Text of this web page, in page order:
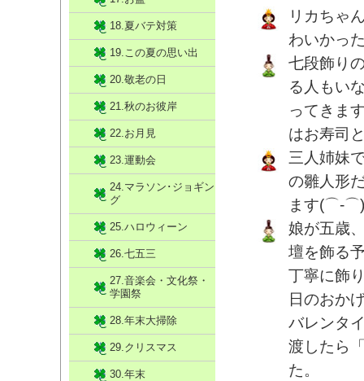
リカちゃ
わいかっ
七段飾り
る人もい
ってきま
はお寿司
三人姉妹
の雛人形
ます(⌒‐⌒)
娘が五歳
壇を飾る
丁寧に飾
日のおか
バレンタ
渡したら
た。
18.夏バテ対策
19.この夏の思い出
20.敬老の日
21.秋のお彼岸
22.お月見
23.運動会
24.マラソン･ジョギン
グ
25.ハロウィーン
26.七五三
27.音楽会・文化祭・
学園祭
28.年末大掃除
29.クリスマス
30.年末